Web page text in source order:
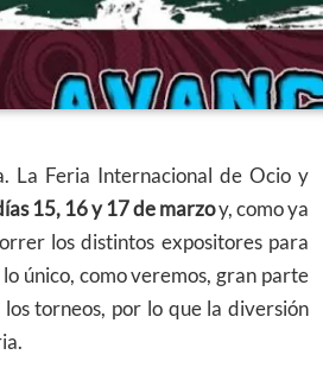
La Feria Internacional de Ocio y
15, 16 y 17 de marzoy, como ya
los distintos expositores para
único, como veremos, gran parte
torneos, por lo que la diversión